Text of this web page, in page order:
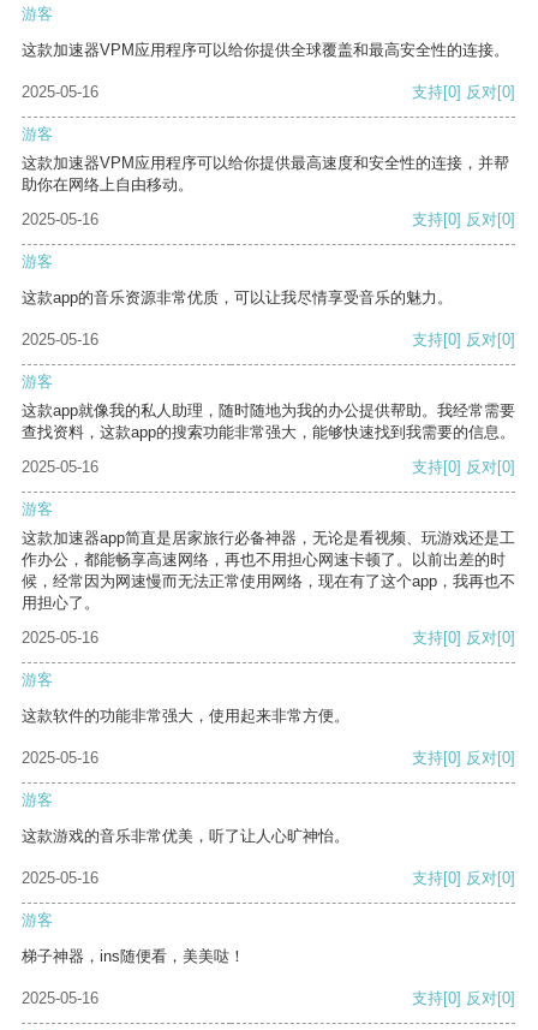
游客
这款加速器VPM应用程序可以给你提供全球覆盖和最高安全性的连接。
2025-05-16 支持[0] 反对[0]
游客
这款加速器VPM应用程序可以给你提供最高速度和安全性的连接，并帮
助你在网络上自由移动。
2025-05-16
支持[0] 反对[0]
游客
这款app的音乐资源非常优质，可以让我尽情享受音乐的魅力。
2025-05-16 支持[0] 反对[0]
游客
这款app就像我的私人助理，随时随地为我的办公提供帮助。我经常需要
查找资料，这款app的搜索功能非常强大，能够快速找到我需要的信息。
2025-05-16
支持[0] 反对[0]
游客
这款加速器app简直是居家旅行必备神器，无论是看视频、玩游戏还是工
作办公，都能畅享高速网络，再也不用担心网速卡顿了。以前出差的时
候，经常因为网速慢而无法正常使用网络，现在有了这个app，我再也不
用担心了。
2025-05-16
支持[0] 反对[0]
游客
这款软件的功能非常强大，使用起来非常方便。
2025-05-16 支持[0] 反对[0]
游客
这款游戏的音乐非常优美，听了让人心旷神怡。
2025-05-16 支持[0] 反对[0]
游客
梯子神器，ins随便看，美美哒！
2025-05-16 支持[0] 反对[0]